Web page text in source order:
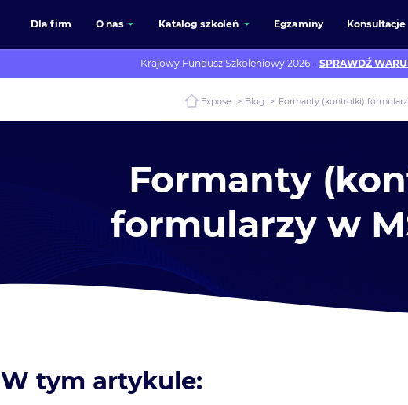
Dla firm O nas Katalog szkoleń Egzaminy Konsultacje
Krajowy Fundusz Szkoleniowy 2026 – SPRAWDŹ
Expose > Blog > Formanty (kontrolki)
Formanty
formularzy w
W tym artykule: